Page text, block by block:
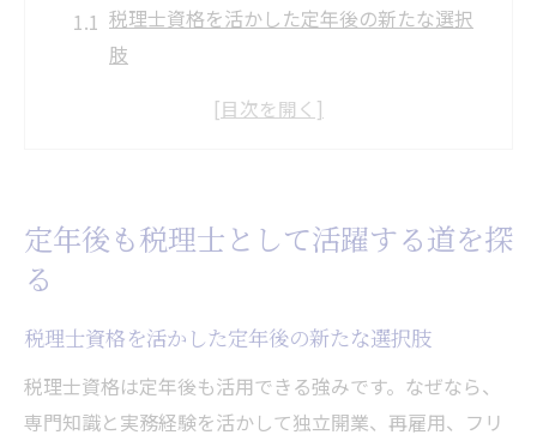
税理士資格を活かした定年後の新たな選択
肢
高齢化時代に求められる税理士の役割と価
税理士が定年後も働くための準備と注意点
性
ト
定年後も税理士として活躍する道を探
る
税理士資格を活かした定年後の新たな選択肢
税理士資格は定年後も活用できる強みです。なぜなら、
専門知識と実務経験を活かして独立開業、再雇用、フリ